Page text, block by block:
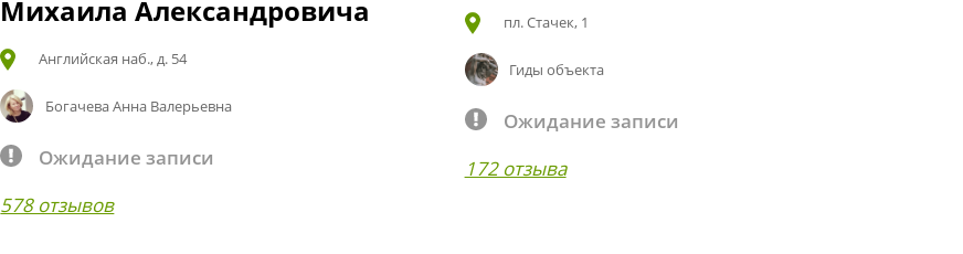
Михаила Александровича
Английская наб., д. 54
Богачева Анна Валерьевна
Ожидание записи
578 отзывов
пл. Стачек, 1
Гиды объекта
Ожидание записи
172 отзыва